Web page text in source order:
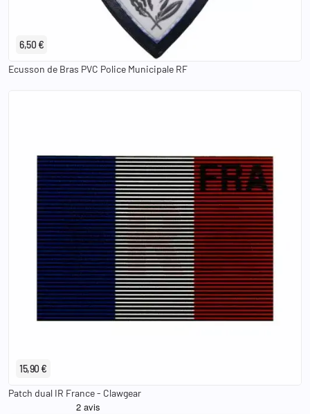
6,50 €
Ecusson de Bras PVC Police Municipale RF
15,90 €
Patch dual IR France - Clawgear